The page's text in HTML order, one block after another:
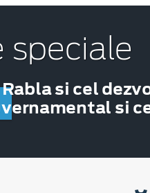
si cel
si
speciale